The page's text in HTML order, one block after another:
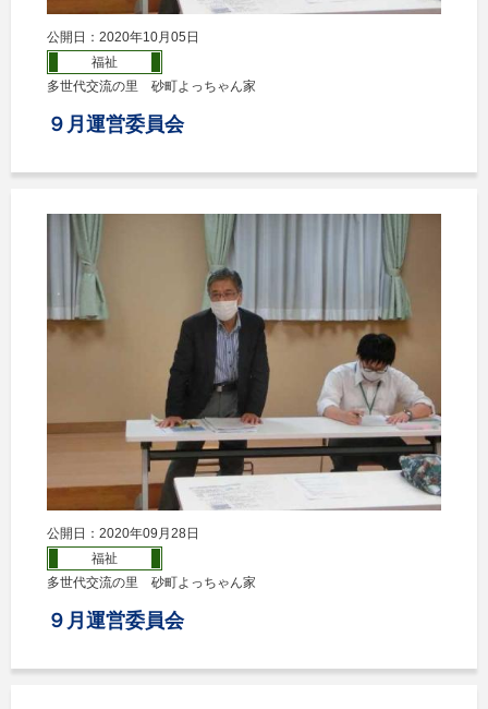
公開日：2020年10月05日
福祉
多世代交流の里 砂町よっちゃん家
９月運営委員会
公開日：2020年09月28日
福祉
多世代交流の里 砂町よっちゃん家
９月運営委員会